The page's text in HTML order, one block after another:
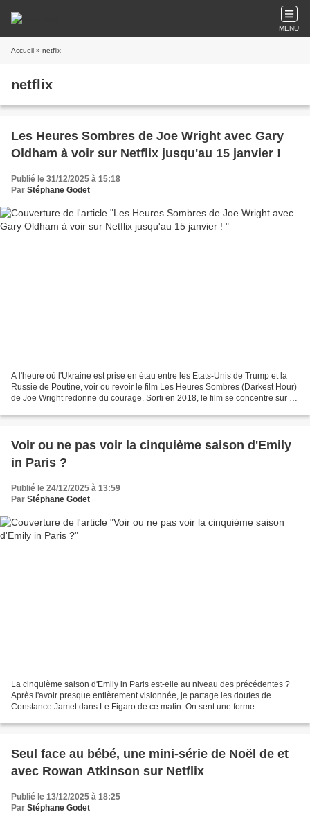
MENU
Accueil » netflix
netflix
Les Heures Sombres de Joe Wright avec Gary
Oldham à voir sur Netflix jusqu'au 15 janvier !
Publié le 31/12/2025 à 15:18
Par Stéphane Godet
A l'heure où l'Ukraine est prise en étau entre les Etats-Unis de Trump et la
Russie de Poutine, voir ou revoir le film Les Heures Sombres (Darkest Hour)
de Joe Wright redonne du courage. Sorti en 2018, le film se concentre sur la
Voir ou ne pas voir la cinquième saison d'Emily
in Paris ?
Publié le 24/12/2025 à 13:59
Par Stéphane Godet
La cinquième saison d'Emily in Paris est-elle au niveau des précédentes ?
Après l'avoir presque entièrement visionnée, je partage les doutes de
Constance Jamet dans Le Figaro de ce matin. On sent une forme
Seul face au bébé, une mini-série de Noël de et
avec Rowan Atkinson sur Netflix
Publié le 13/12/2025 à 18:25
Par Stéphane Godet